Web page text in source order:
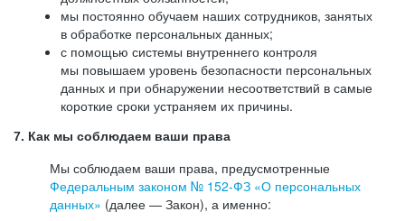
мы постоянно обучаем наших сотрудников, занятых
в обработке персональных данных;
с помощью системы внутреннего контроля
мы повышаем уровень безопасности персональных
данных и при обнаружении несоответствий в самые
короткие сроки устраняем их причины.
7. Как мы соблюдаем ваши права
Мы соблюдаем ваши права, предусмотренные
Федеральным законом № 152-ФЗ «О персональных
данных» (далее — Закон), а именно: